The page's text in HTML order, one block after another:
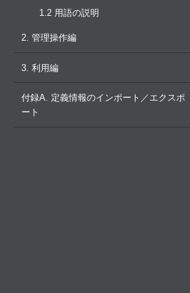
1.2 用語の説明
2. 管理操作編
3. 利用編
付録A. 定義情報のインポート／エクスポ
ート